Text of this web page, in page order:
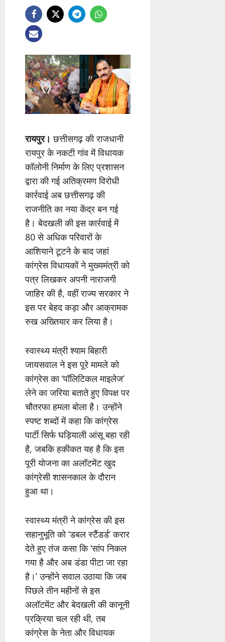
रायपुर। छत्तीसगढ़ की राजधानी
रायपुर के नकटी गांव में विधायक
कॉलोनी निर्माण के लिए प्रशासन
द्वारा की गई अतिक्रमण विरोधी
कार्रवाई अब छत्तीसगढ़ की
राजनीति का नया केंद्र बन गई
है। बेदखली की इस कार्रवाई में
80 से अधिक परिवारों के
आशियाने टूटने के बाद जहां
कांग्रेस विधायकों ने मुख्यमंत्री को
पत्र लिखकर अपनी नाराजगी
जाहिर की है, वहीं राज्य सरकार ने
इस पर बेहद कड़ा और आक्रामक
रुख अख्तियार कर लिया है।
स्वास्थ्य मंत्री श्याम बिहारी
जायसवाल ने इस पूरे मामले को
कांग्रेस का ‘पॉलिटिकल माइलेज’
लेने का जरिया बताते हुए विपक्ष पर
चौतरफा हमला बोला है। उन्होंने
स्पष्ट शब्दों में कहा कि कांग्रेस
पार्टी सिर्फ घड़ियाली आंसू बहा रही
है, जबकि हकीकत यह है कि इस
पूरी योजना का अलॉटमेंट खुद
कांग्रेसी शासनकाल के दौरान
हुआ था।
स्वास्थ्य मंत्री ने कांग्रेस की इस
सहानुभूति को ‘डबल स्टैंडर्ड’ करार
देते हुए तंज कसा कि ‘सांप निकल
गया है और अब डंडा पीटा जा रहा
है।’ उन्होंने सवाल उठाया कि जब
पिछले तीन महीनों से इस
अलॉटमेंट और बेदखली की कानूनी
प्रक्रिया चल रही थी, तब
कांग्रेस के नेता और विधायक